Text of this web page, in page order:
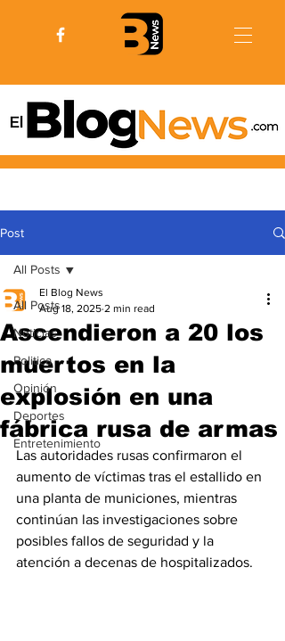
Post
All Posts
Noticias
Politica
Opinión
Deportes
Entretenimiento
All Posts
Ascendieron a 20 los
muertos en la
explosión en una
fábrica rusa de armas
El Blog News
Aug 18, 2025 2 min read
Las autoridades rusas confirmaron el
aumento de víctimas tras el estallido en
una planta de municiones, mientras
continúan las investigaciones sobre
posibles fallos de seguridad y la
atención a decenas de hospitalizados.